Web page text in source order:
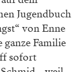
Jugendbuch
von Enne
Familie
sofort